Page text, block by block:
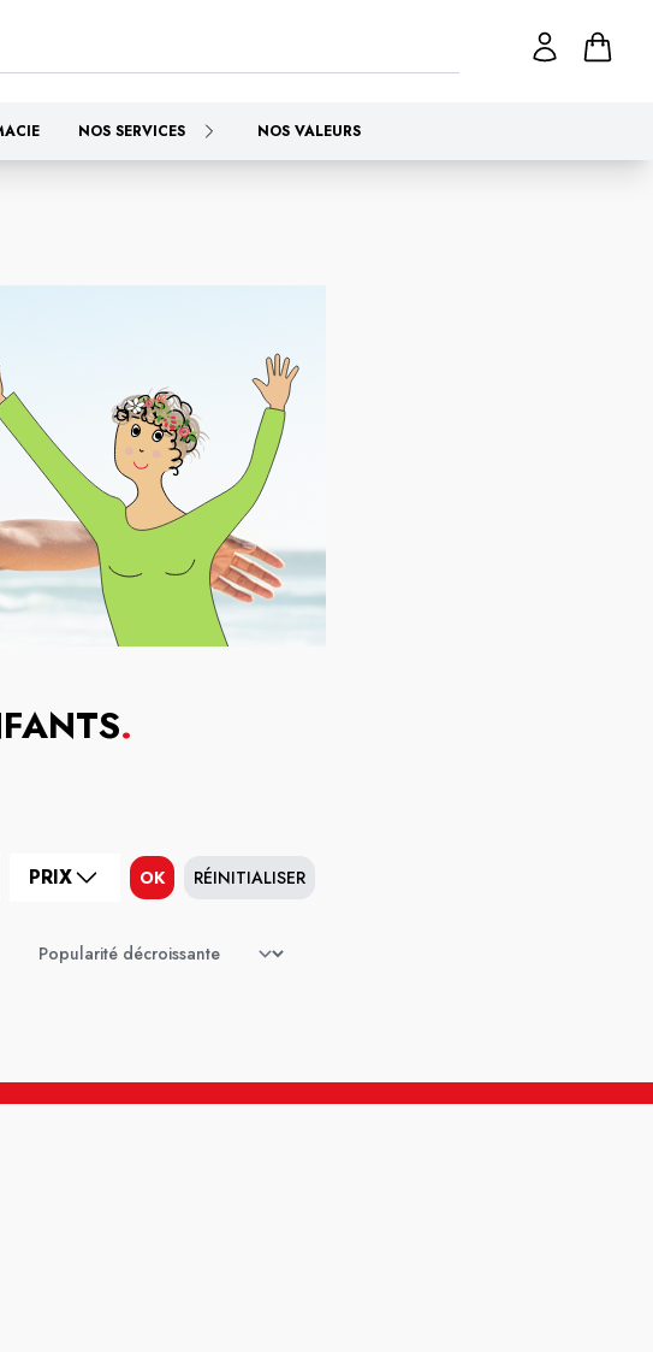
NOS SERVICES NOS VALEURS
.
PRIX OK RÉINITIALISER